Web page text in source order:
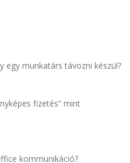
egy munkatárs távozni készül?
fizetés” mint
kommunikáció?